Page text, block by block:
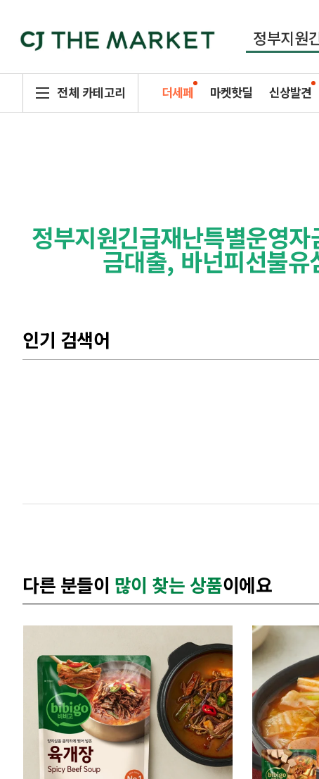
전체 카테고리 더세페 마켓핫딜 신상발견
정부지원긴급재난특별운영
금대출, 바넌피선불
인기 검색어
다른 분들이 많이 찾는 상품이에요